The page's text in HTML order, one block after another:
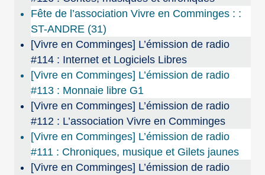
Fête de l’association Vivre en Comminges : :
ST-ANDRE (31)
[Vivre en Comminges] L’émission de radio
#114 : Internet et Logiciels Libres
[Vivre en Comminges] L’émission de radio
#113 : Monnaie libre G1
[Vivre en Comminges] L’émission de radio
#112 : L’association Vivre en Comminges
[Vivre en Comminges] L’émission de radio
#111 : Chroniques, musique et Gilets jaunes
[Vivre en Comminges] L’émission de radio